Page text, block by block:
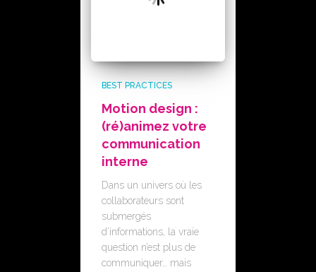
BEST PRACTICES
Motion design :
(ré)animez votre
communication
interne
Dans un univers où les
collaborateurs sont
submergés
d’informations, la vraie
question n’est plus de
communiquer… mais